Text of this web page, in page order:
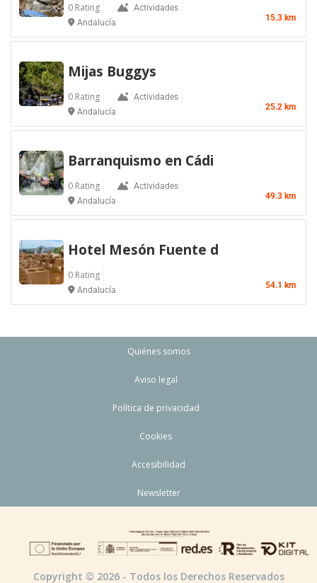
0 Rating
Actividades
Andalucía
15.3 km
Mijas Buggys
0 Rating
Actividades
Andalucía
25.2 km
Barranquismo en Cádi
0 Rating
Actividades
Andalucía
49.3 km
Hotel Mesón Fuente d
0 Rating
Andalucía 54.1 km
Quiénes somos
Aviso legal
Política de privacidad
Cookies
Accesibilidad
Newsletter
Copyright © 2026 - Todos los Derechos Reservados